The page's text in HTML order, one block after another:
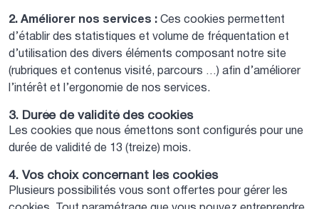
2. Améliorer nos services :Ces cookies permettent
d’établir des statistiques et volume de fréquentation et
d’utilisation des divers éléments composant notre site
(rubriques et contenus visité, parcours …) afin d’améliorer
l’intérêt et l’ergonomie de nos services.
3. Durée de validité des cookies
Les cookies que nous émettons sont configurés pour une
durée de validité de 13 (treize) mois.
4. Vos choix concernant les cookies
Plusieurs possibilités vous sont offertes pour gérer les